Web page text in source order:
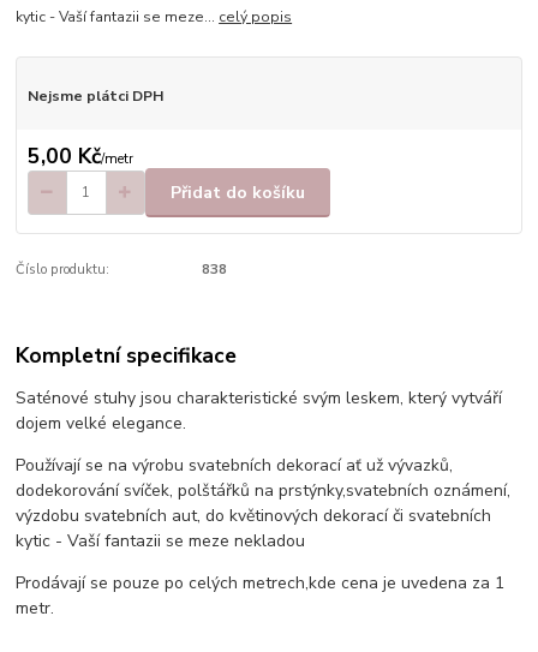
kytic - Vaší fantazii se meze... celý popis
Nejsme plátci DPH
5,00 Kč/metr
Přidat do košíku
Číslo produktu: 838
Kompletní specifikace
Saténové stuhy jsou charakteristické svým leskem, který vytváří
dojem velké elegance.
Používají se na výrobu svatebních dekorací ať už vývazků,
dodekorování svíček, polštářků na prstýnky,svatebních oznámení,
výzdobu svatebních aut, do květinových dekorací či svatebních
kytic - Vaší fantazii se meze nekladou
Prodávají se pouze po celých metrech,kde cena je uvedena za 1
metr.